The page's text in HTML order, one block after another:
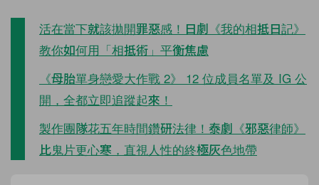
活在當下就該拋開罪惡感！日劇《我的相抵日記》
教你如何用「相抵術」平衡焦慮
《母胎單身戀愛大作戰 2》 12 位成員名單及 IG 公
開，全都立即追蹤起來！
製作團隊花五年時間鑽研法律！泰劇《邪惡律師》
比鬼片更心寒，直視人性的終極灰色地帶